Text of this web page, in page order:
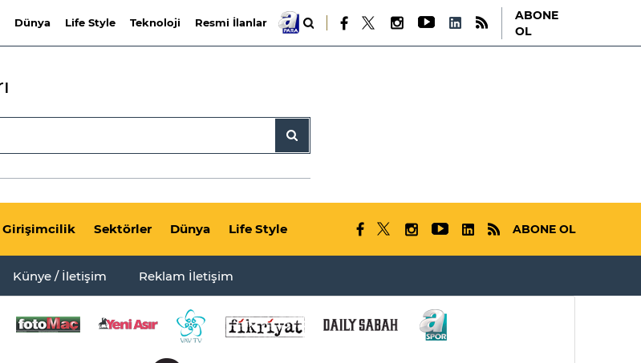
Dünya Life Style Teknoloji Resmi İlanlar
ABONE
OL
Girişimcilik Sektörler Dünya Life Style ABONE OL
Künye / İletişim Reklam İletişim